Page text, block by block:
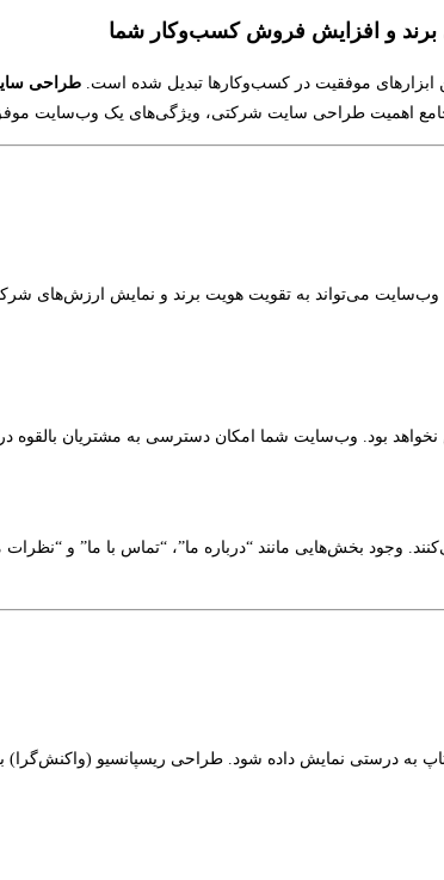
و افزایش فروش کسب‌وکار شما
موفقیت در کسب‌وکارها تبدیل شده است. طراحی
جامع اهمیت طراحی سایت شرکتی، ویژگی‌های یک وب‌سایت
می‌تواند به تقویت هویت برند و نمایش ارزش‌های
بود. وب‌سایت شما امکان دسترسی به مشتریان بالقوه
بخش‌هایی مانند “درباره ما”، “تماس با ما” و “نظرات
به درستی نمایش داده شود. طراحی ریسپانسیو (واکنش‌گرا)